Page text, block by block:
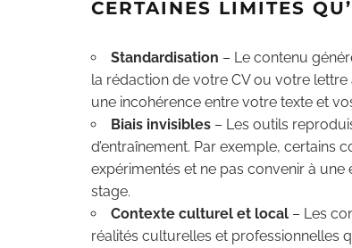
CERTAINES LIMITES
Standardisation – Le contenu
la rédaction de votre CV ou votre
une incohérence entre votre texte et
Biais invisibles – Les outils
d’entraînement. Par exemple,
expérimentés et ne pas convenir à
stage.
Contexte culturel et local – Les
réalités culturelles et professionnelles